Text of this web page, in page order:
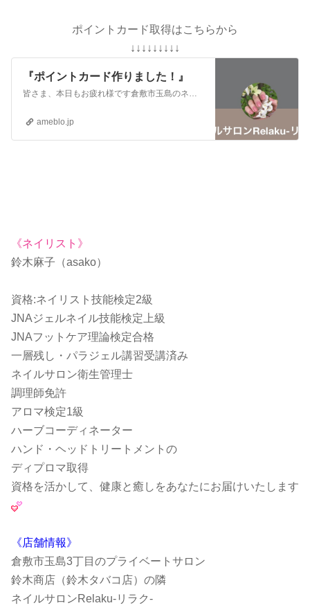
ポイントカード取得はこちらから
↓↓↓↓↓↓↓↓↓
『ポイントカード作りました！』
皆さま、本日もお疲れ様です倉敷市玉島のネイルサロンRelaku-リラク- ネイリストのasakoです。公式LINEでポイントカードを作りました5ポイント集める…
ameblo.jp
《ネイリスト》
鈴木麻子（asako）
資格:ネイリスト技能検定2級
JNAジェルネイル技能検定上級
JNAフットケア理論検定合格
一層残し・パラジェル講習受講済み
ネイルサロン衛生管理士
調理師免許
アロマ検定1級
ハーブコーディネーター
ハンド・ヘッドトリートメントの
ディプロマ取得
資格を活かして、健康と癒しをあなたにお届けいたします
《店舗情報》
倉敷市玉島3丁目のプライベートサロン
鈴木商店（鈴木タバコ店）の隣
ネイルサロンRelaku-リラク-